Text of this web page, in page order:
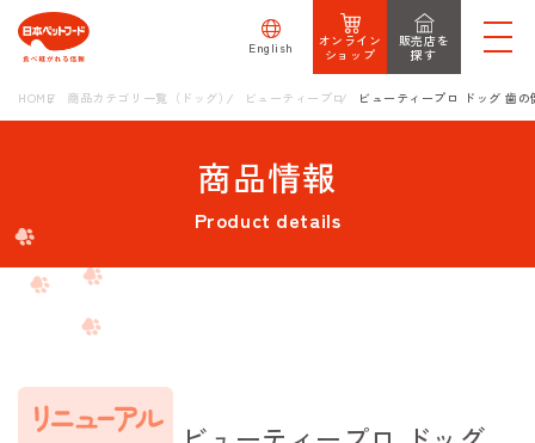
English
オンライン
ショップ
販売店を
探す
HOME 商品カテゴリ一覧（ドッグ） ビューティープロ ビューティープロ ドッグ 歯
商品情報
Product details